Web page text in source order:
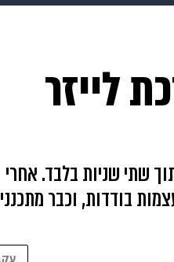
לייזר
שתי שניות בלבד. אחרי
בודדות, וכבר